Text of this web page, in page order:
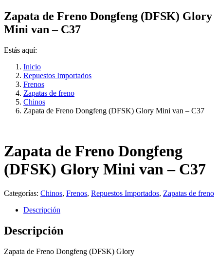
Zapata de Freno Dongfeng (DFSK) Glory
Mini van – C37
Estás aquí:
Inicio
Repuestos Importados
Frenos
Zapatas de freno
Chinos
Zapata de Freno Dongfeng (DFSK) Glory Mini van – C37
Zapata de Freno Dongfeng
(DFSK) Glory Mini van – C37
Categorías: Chinos, Frenos, Repuestos Importados, Zapatas de freno
Descripción
Descripción
Zapata de Freno Dongfeng (DFSK) Glory